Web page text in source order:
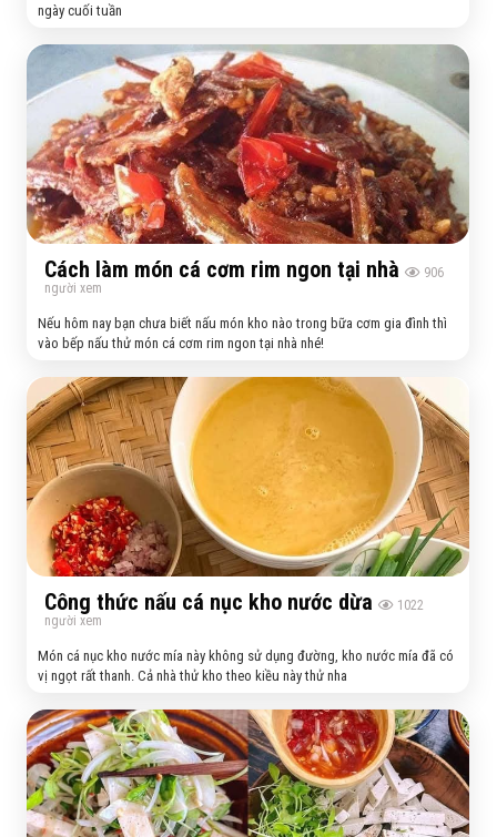
ngày cuối tuần
Cách làm món cá cơm rim ngon tại nhà
906
người xem
Nếu hôm nay bạn chưa biết nấu món kho nào trong bữa cơm gia đình thì
vào bếp nấu thử món cá cơm rim ngon tại nhà nhé!
Công thức nấu cá nục kho nước dừa
1022
người xem
Món cá nục kho nước mía này không sử dụng đường, kho nước mía đã có
vị ngọt rất thanh. Cả nhà thử kho theo kiều này thử nha